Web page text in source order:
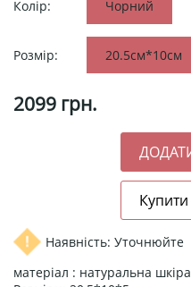
Колір: Чорний
Розмір: 20.5см*10см
2099 грн.
Наявність: Уточнюйте
матеріал : натуральна шкіра